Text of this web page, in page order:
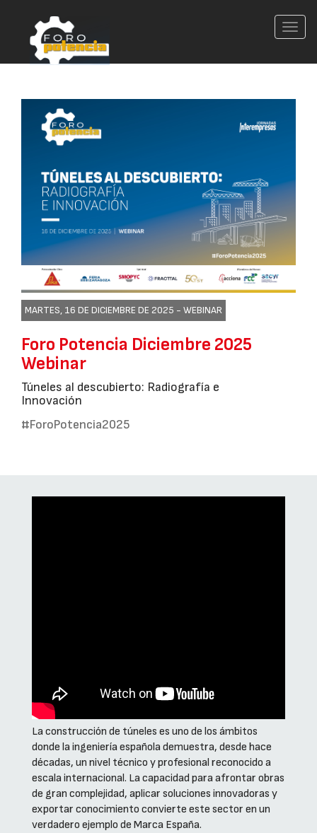
MARTES, 16 DE DICIEMBRE DE 2025 - WEBINAR
Foro Potencia Diciembre 2025
Webinar
Túneles al descubierto: Radiografía e
Innovación
#ForoPotencia2025
La construcción de túneles es uno de los ámbitos
donde la ingeniería española demuestra, desde hace
décadas, un nivel técnico y profesional reconocido a
escala internacional. La capacidad para afrontar obras
de gran complejidad, aplicar soluciones innovadoras y
exportar conocimiento convierte este sector en un
verdadero ejemplo de Marca España.